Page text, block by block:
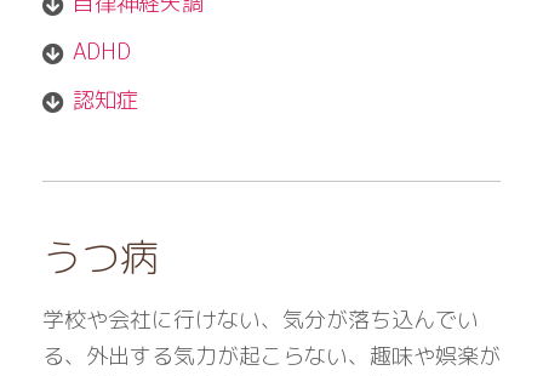
ADHD
認知症
うつ病
学校や会社に行けない、気分が落ち込んでい
る、外出する気力が起こらない、趣味や娯楽が